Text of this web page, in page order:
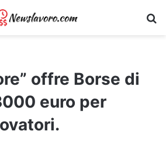
offre Borse di
euro per